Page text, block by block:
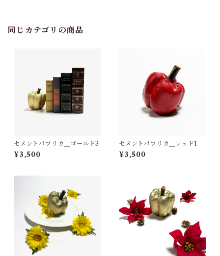
同じカテゴリの商品
セメントパプリカ＿ゴールド3
¥3,500
セメントパプリカ＿レッド1
¥3,500